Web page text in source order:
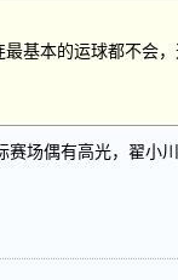
基本的运球都不会
赛场偶有高光，翟小